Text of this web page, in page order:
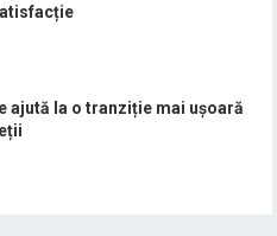
ajută la o tranziție mai ușoară